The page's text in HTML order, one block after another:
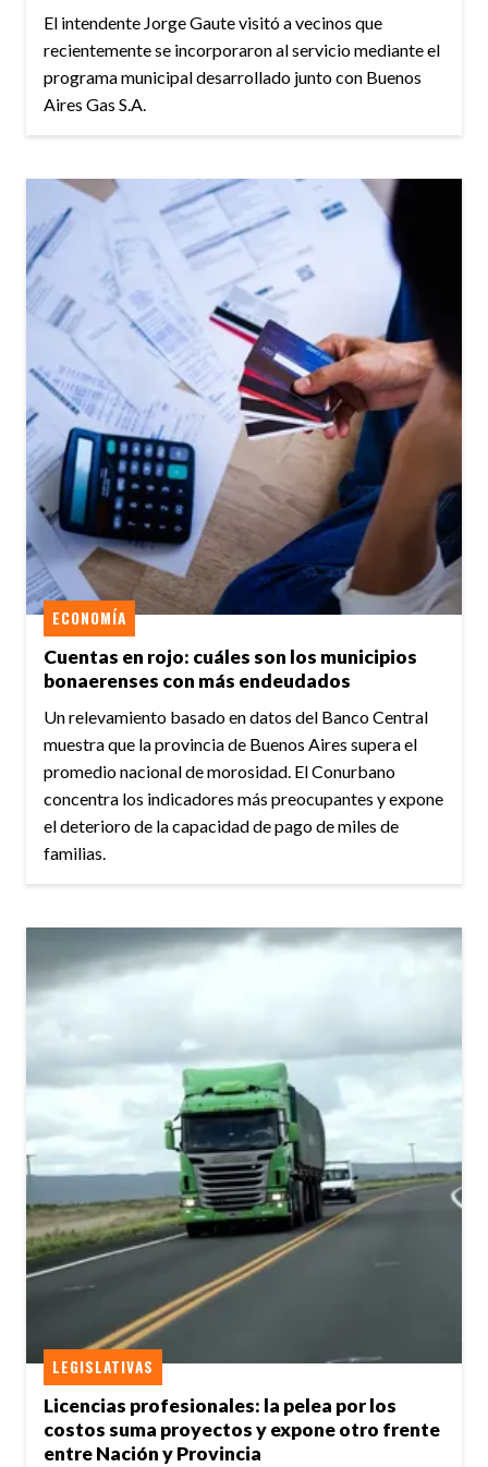
El intendente Jorge Gaute visitó a vecinos que
recientemente se incorporaron al servicio mediante el
programa municipal desarrollado junto con Buenos
Aires Gas S.A.
Cuentas en rojo: cuáles son los municipios
bonaerenses con más endeudados
ECONOMÍA
Un relevamiento basado en datos del Banco Central
muestra que la provincia de Buenos Aires supera el
promedio nacional de morosidad. El Conurbano
concentra los indicadores más preocupantes y expone
el deterioro de la capacidad de pago de miles de
familias.
Licencias profesionales: la pelea por los
costos suma proyectos y expone otro frente
entre Nación y Provincia
LEGISLATIVAS